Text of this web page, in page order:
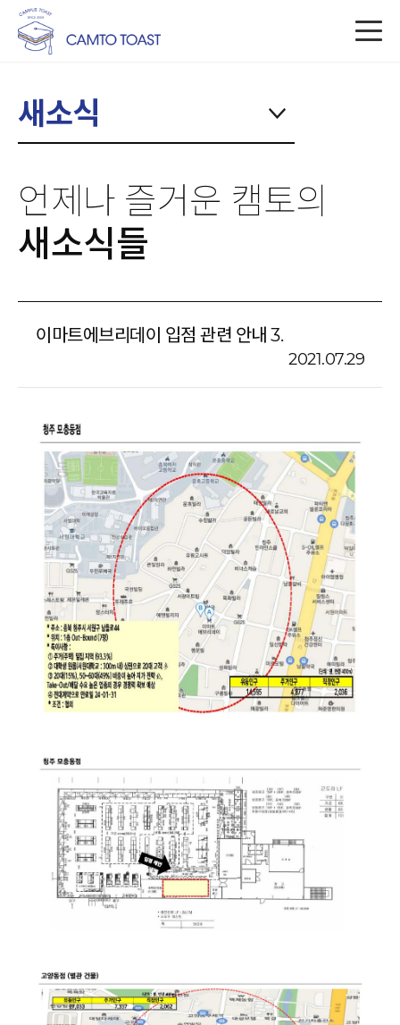
새소식
언제나 즐거운 캠토의
새소식들
이마트에브리데이 입점 관련 안내 3.
2021.07.29